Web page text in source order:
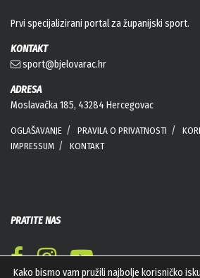
Prvi specijalizirani portal za županijski sport.
KONTAKT
sport@bjelovarac.hr
ADRESA
Moslavačka 185, 43284 Hercegovac
OGLAŠAVANJE PRAVILA O PRIVATNOSTI
IMPRESSUM
KONTAKT
PRATITE NAS
Kako bismo vam pružili najbolje korisničko